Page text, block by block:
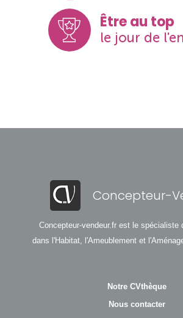
Être au top
le jour de
Concepteur-
Concepteur-vendeur.fr est le spécialiste
dans l'Habitat, l'Ameublement et
Notre CVthèque
Nous contacter